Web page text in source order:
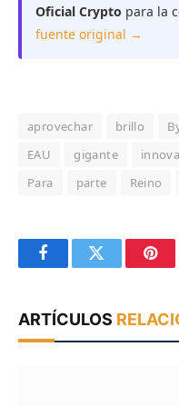
Oficial Crypto para la
fuente original →
aprovechar brillo
EAU
gigante
Para
parte Reino
FacebookTwitter
ARTÍCULOS